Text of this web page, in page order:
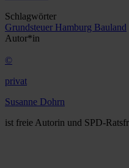
Schlagwörter
Grundsteuer Hamburg Bauland
Autor*in
©
privat
Susanne Dohrn
ist freie Autorin und SPD-